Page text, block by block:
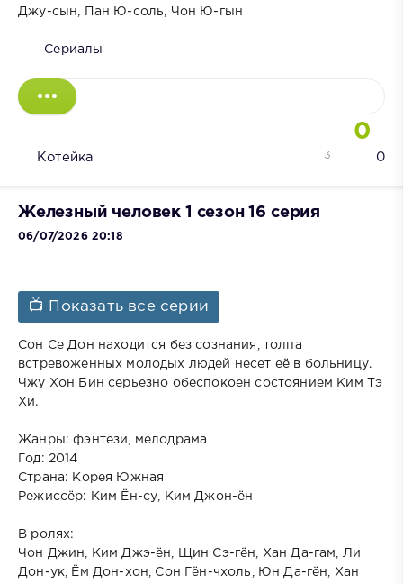
Джу-сын, Пан Ю-соль, Чон Ю-гын
Сериалы
0
Котейка 0
3
Железный человек 1 сезон 16 серия
06/07/2026 20:18
📺 Показать все серии
Сон Се Дон находится без сознания, толпа
встревоженных молодых людей несет её в больницу.
Чжу Хон Бин серьезно обеспокоен состоянием Ким Тэ
Хи.
Жанры: фэнтези, мелодрама
Год: 2014
Страна: Корея Южная
Режиссёр: Ким Ён-су, Ким Джон-ён
В ролях:
Чон Джин, Ким Джэ-ён, Щин Сэ-гён, Хан Да-гам, Ли
Дон-ук, Ём Дон-хон, Сон Гён-чхоль, Юн Да-гён, Хан